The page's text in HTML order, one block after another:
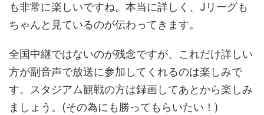
も非常に楽しいですね。本当に詳しく、Jリーグも
ちゃんと見ているのが伝わってきます。
全国中継ではないのが残念ですが、これだけ詳しい
方が副音声で放送に参加してくれるのは楽しみで
す。スタジアム観戦の方は録画してあとから楽しみ
ましょう。(その為にも勝ってもらいたい！)